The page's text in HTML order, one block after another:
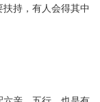
持，有人会得其中